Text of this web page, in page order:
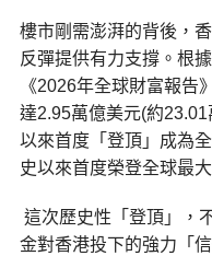
樓市剛需澎湃的背後，
反彈提供有力支撐。根
《2026年全球財富報告
達2.95萬億美元(約
以來首度「登頂」成為
史以來首度榮登全球最
這次歷史性「登頂」，
金對香港投下的強力「